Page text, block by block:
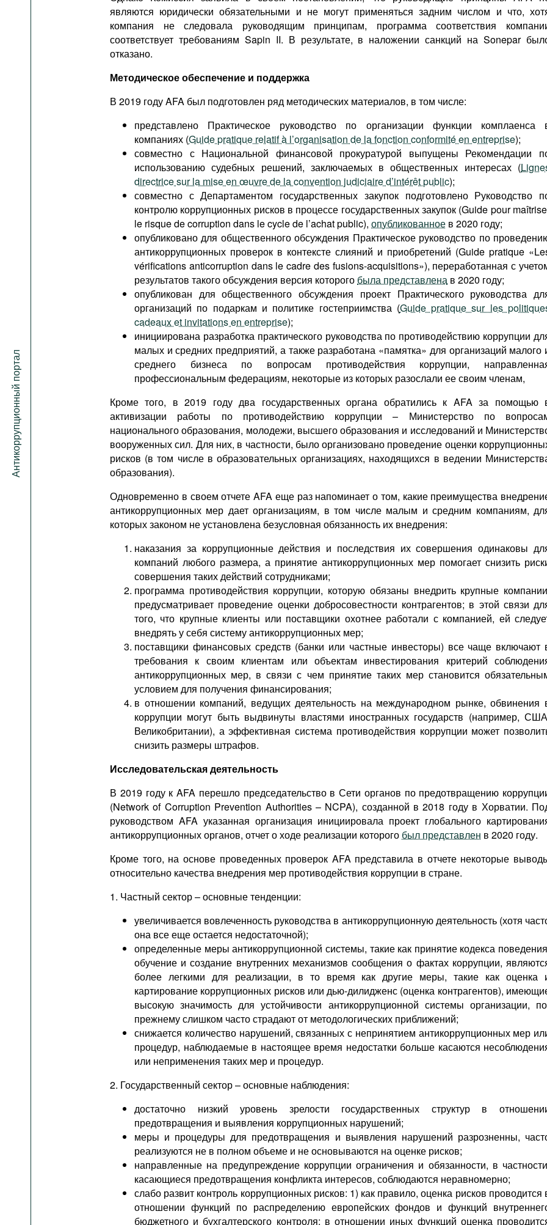
Антикоррупционный портал
являются юридически обязательными и не могут применяться задним числом и что,
компания не следовала руководящим принципам, программа соответствия
соответствует требованиям Sapin II. В результате, в наложении санкций на Sonepar
отказано.
Методическое обеспечение и поддержка
В 2019 году AFA был подготовлен ряд методических материалов, в том числе:
представлено Практическое руководство по организации функции комплаенса
компаниях (Guide pratique relatif à l’organisation de la fonction conformité en entreprise);
совместно с Национальной финансовой прокуратурой выпущены Рекомендации
использованию судебных решений, заключаемых в общественных интересах (
directrice sur la mise en œuvre de la convention judiciaire d’intérêt public);
совместно с Департаментом государственных закупок подготовлено Руководство
контролю коррупционных рисков в процессе государственных закупок (Guide pour
le risque de corruption dans le cycle de l’achat public), опубликованное в 2020 году;
опубликовано для общественного обсуждения Практическое руководство по
антикоррупционных проверок в контексте слияний и приобретений (Guide pratique
vérifications anticorruption dans le cadre des fusions-acquisitions»), переработанная с
результатов такого обсуждения версия которого была представлена в 2020 году;
опубликован для общественного обсуждения проект Практического руководства
организаций по подаркам и политике гостеприимства (Guide pratique sur les
cadeaux et invitations en entreprise);
инициирована разработка практического руководства по противодействию коррупции
малых и средних предприятий, а также разработана «памятка» для организаций малого
среднего бизнеса по вопросам противодействия коррупции,
профессиональным федерациям, некоторые из которых разослали ее своим членам,
Кроме того, в 2019 году два государственных органа обратились к AFA за помощью
активизации работы по противодействию коррупции – Министерство по
национального образования, молодежи, высшего образования и исследований и
вооруженных сил. Для них, в частности, было организовано проведение оценки
рисков (в том числе в образовательных организациях, находящихся в ведении
образования).
Одновременно в своем отчете AFA еще раз напоминает о том, какие преимущества
антикоррупционных мер дает организациям, в том числе малым и средним компаниям,
которых законом не установлена безусловная обязанность их внедрения:
наказания за коррупционные действия и последствия их совершения одинаковы
компаний любого размера, а принятие антикоррупционных мер помогает снизить
совершения таких действий сотрудниками;
программа противодействия коррупции, которую обязаны внедрить крупные
предусматривает проведение оценки добросовестности контрагентов; в этой связи
того, что крупные клиенты или поставщики охотнее работали с компанией, ей
внедрять у себя систему антикоррупционных мер;
поставщики финансовых средств (банки или частные инвесторы) все чаще включают
требования к своим клиентам или объектам инвестирования критерий
антикоррупционных мер, в связи с чем принятие таких мер становится
условием для получения финансирования;
в отношении компаний, ведущих деятельность на международном рынке, обвинения
коррупции могут быть выдвинуты властями иностранных государств (например,
Великобритании), а эффективная система противодействия коррупции может
снизить размеры штрафов.
Исследовательская деятельность
В 2019 году к AFA перешло председательство в Сети органов по предотвращению
(Network of Corruption Prevention Authorities – NCPA), созданной в 2018 году в Хорватии.
руководством AFA указанная организация инициировала проект глобального
антикоррупционных органов, отчет о ходе реализации которого был представлен в 2020 году.
Кроме того, на основе проведенных проверок AFA представила в отчете некоторые
относительно качества внедрения мер противодействия коррупции в стране.
1. Частный сектор – основные тенденции:
увеличивается вовлеченность руководства в антикоррупционную деятельность (хотя
она все еще остается недостаточной);
определенные меры антикоррупционной системы, такие как принятие кодекса
обучение и создание внутренних механизмов сообщения о фактах коррупции,
более легкими для реализации, в то время как другие меры, такие как оценка
картирование коррупционных рисков или дью-дилидженс (оценка контрагентов),
высокую значимость для устойчивости антикоррупционной системы организации,
прежнему слишком часто страдают от методологических приближений;
снижается количество нарушений, связанных с непринятием антикоррупционных мер
процедур, наблюдаемые в настоящее время недостатки больше касаются
или неприменения таких мер и процедур.
2. Государственный сектор – основные наблюдения:
достаточно низкий уровень зрелости государственных структур в
предотвращения и выявления коррупционных нарушений;
меры и процедуры для предотвращения и выявления нарушений разрозненны,
реализуются не в полном объеме и не основываются на оценке рисков;
направленные на предупреждение коррупции ограничения и обязанности, в
касающиеся предотвращения конфликта интересов, соблюдаются неравномерно;
слабо развит контроль коррупционных рисков: 1) как правило, оценка рисков проводится
отношении функций по распределению европейских фондов и функций
бюджетного и бухгалтерского контроля; в отношении иных функций оценка